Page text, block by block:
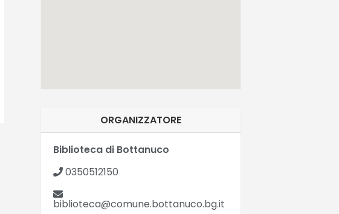
ORGANIZZATORE
Biblioteca di Bottanuco
0350512150
biblioteca@comune.bottanuco.bg.it